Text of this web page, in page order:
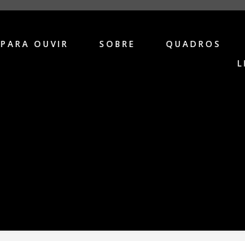
PARA OUVIR SOBRE QUADROS